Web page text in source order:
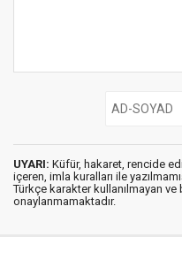
UYARI: Küfür, hakaret, rencide
içeren, imla kuralları ile
Türkçe karakter kullanılmayan
onaylanmamaktadır.